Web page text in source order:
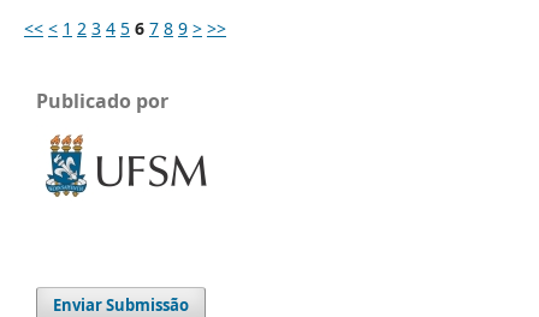
<< < 1 2 3 4 5 6 7 8 9 > >>
Publicado por
Enviar Submissão